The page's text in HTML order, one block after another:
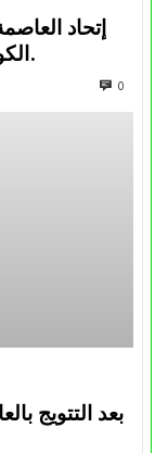
إتحاد
الكونفيدرالية الإفريقية الموسم القادم.
0
بعد التتويج